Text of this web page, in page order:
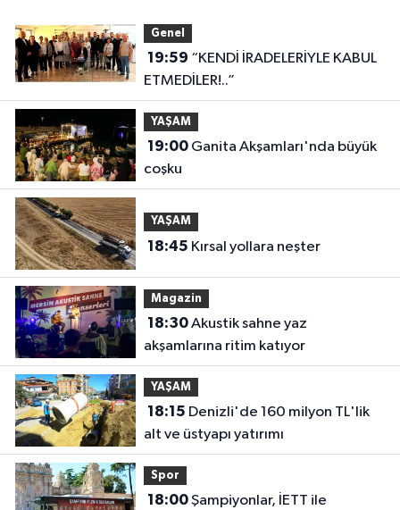
Genel
19:59
ETMEDİLER!..”
YAŞAM
19:00Ganita Akşamları'nda büyük
coşku
YAŞAM
18:45 Kırsal yollara neşter
Magazin
18:30Akustik sahne yaz
akşamlarına ritim katıyor
YAŞAM
18:15
alt ve üstyapı yatırımı
Spor
18:00Şampiyonlar, İETT ile